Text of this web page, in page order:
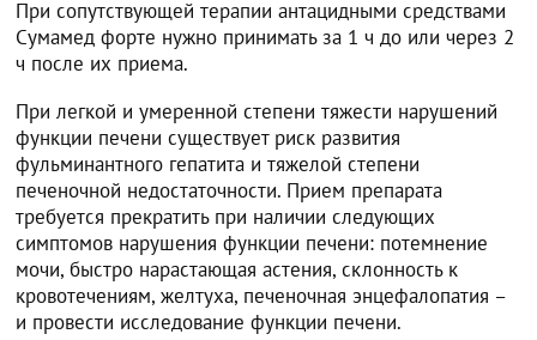
При сопутствующей терапии антацидными средствами
Сумамед форте нужно принимать за 1 ч до или через 2
ч после их приема.
При легкой и умеренной степени тяжести нарушений
функции печени существует риск развития
фульминантного гепатита и тяжелой степени
печеночной недостаточности. Прием препарата
требуется прекратить при наличии следующих
симптомов нарушения функции печени: потемнение
мочи, быстро нарастающая астения, склонность к
кровотечениям, желтуха, печеночная энцефалопатия –
и провести исследование функции печени.